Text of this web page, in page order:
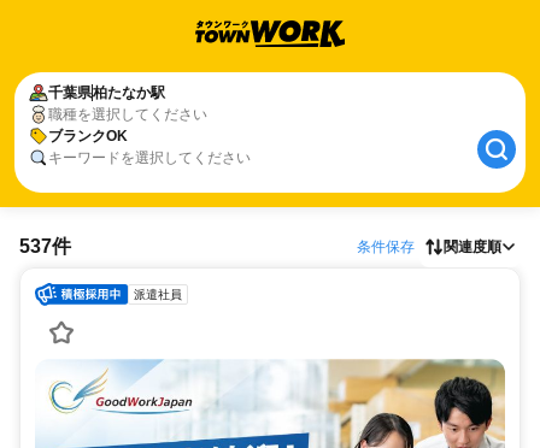
千葉県柏たなか駅
職種を選択してください
ブランクOK
キーワードを選択してください
537件 条件保存 関連度順
派遣社員